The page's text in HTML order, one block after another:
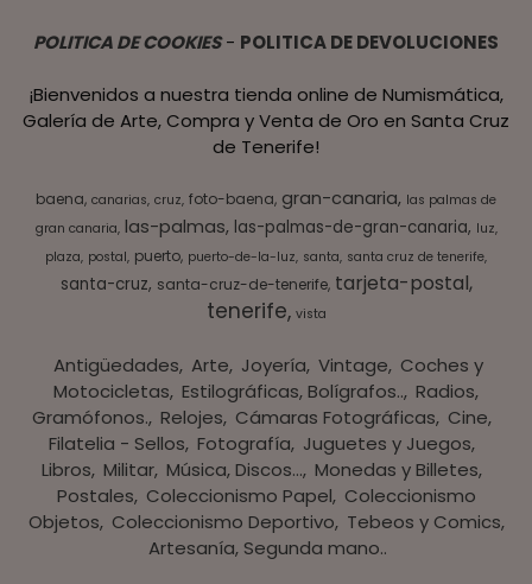
POLITICA DE COOKIES- POLITICA DE DEVOLUCIONES
¡Bienvenidos a nuestra tienda online de Numismática,
Galería de Arte, Compra y Venta de Oro en Santa Cruz
de Tenerife!
baena canarias cruz foto-baena gran-canaria las palmas de
gran canaria las-palmas las-palmas-de-gran-canaria luz
plaza postal puerto puerto-de-la-luz santa santa cruz de tenerife
santa-cruz santa-cruz-de-tenerife tarjeta-postal
tenerife vista
Antigüedades Arte Joyería Vintage Coches y
Motocicletas Estilográficas, Bolígrafos.. Radios,
Gramófonos. Relojes Cámaras Fotográficas Cine
Filatelia - Sellos Fotografía Juguetes y Juegos
Libros Militar Música, Discos... Monedas y Billetes
Postales Coleccionismo Papel Coleccionismo
Objetos Coleccionismo Deportivo Tebeos y Comics
Artesanía, Segunda mano..